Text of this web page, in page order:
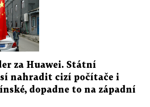
za Huawei. Státní
nahradit cizí počítače i
dopadne to na západní